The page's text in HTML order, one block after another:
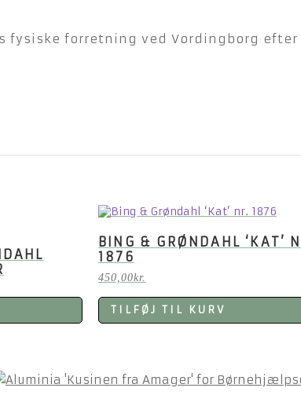
forretning ved Vordingborg efter
BING & GRØNDAHL ‘KAT’
1876
450,00kr.
TILFØJ TIL KURV